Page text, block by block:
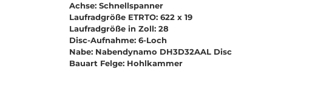
Achse: Schnellspanner
Laufradgröße ETRTO: 622 x 19
Laufradgröße in Zoll: 28
Disc-Aufnahme: 6-Loch
Nabe: Nabendynamo DH3D32AAL Disc
Bauart Felge: Hohlkammer